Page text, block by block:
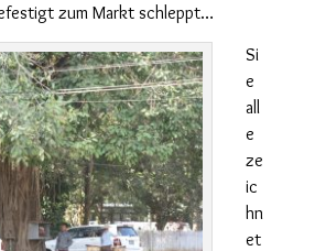
zum Markt schleppt…
Si
e
all
e
ze
ic
hn
et